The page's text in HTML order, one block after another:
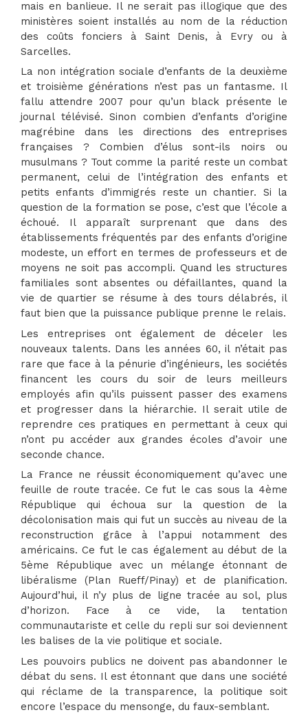
mais en banlieue. Il ne serait pas illogique que des
ministères soient installés au nom de la réduction
des coûts fonciers à Saint Denis, à Evry ou à
Sarcelles.
La non intégration sociale d’enfants de la deuxième
et troisième générations n’est pas un fantasme. Il
fallu attendre 2007 pour qu’un black présente le
journal télévisé. Sinon combien d’enfants d’origine
magrébine dans les directions des entreprises
françaises ? Combien d’élus sont-ils noirs ou
musulmans ? Tout comme la parité reste un combat
permanent, celui de l’intégration des enfants et
petits enfants d’immigrés reste un chantier. Si la
question de la formation se pose, c’est que l’école a
échoué. Il apparaît surprenant que dans des
établissements fréquentés par des enfants d’origine
modeste, un effort en termes de professeurs et de
moyens ne soit pas accompli. Quand les structures
familiales sont absentes ou défaillantes, quand la
vie de quartier se résume à des tours délabrés, il
faut bien que la puissance publique prenne le relais.
Les entreprises ont également de déceler les
nouveaux talents. Dans les années 60, il n’était pas
rare que face à la pénurie d’ingénieurs, les sociétés
financent les cours du soir de leurs meilleurs
employés afin qu’ils puissent passer des examens
et progresser dans la hiérarchie. Il serait utile de
reprendre ces pratiques en permettant à ceux qui
n’ont pu accéder aux grandes écoles d’avoir une
seconde chance.
La France ne réussit économiquement qu’avec une
feuille de route tracée. Ce fut le cas sous la 4ème
République qui échoua sur la question de la
décolonisation mais qui fut un succès au niveau de la
reconstruction grâce à l’appui notamment des
américains. Ce fut le cas également au début de la
5ème République avec un mélange étonnant de
libéralisme (Plan Rueff/Pinay) et de planification.
Aujourd’hui, il n’y plus de ligne tracée au sol, plus
d’horizon. Face à ce vide, la tentation
communautariste et celle du repli sur soi deviennent
les balises de la vie politique et sociale.
Les pouvoirs publics ne doivent pas abandonner le
débat du sens. Il est étonnant que dans une société
qui réclame de la transparence, la politique soit
encore l’espace du mensonge, du faux-semblant.